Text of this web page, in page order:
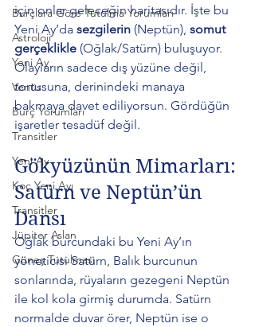
Burçlara Göre Tutulma Yorumları
Astroloji
Yeni Ay
Venüs
Burç Yorumları
Transitler
Yeni Ay
Koç Yeni Ayı
Transitler
Jüpiter Aslan
Güneş Tutulması
için onlar geleceğin haritasıdır. İşte bu
Yeni Ay’da sezgilerin (Neptün), somut
gerçeklikle (Oğlak/Satürn) buluşuyor.
Olayların sadece dış yüzüne değil,
tortusuna, derinindeki manaya
bakmaya davet ediliyorsun. Gördüğün
işaretler tesadüf değil.
Gökyüzünün Mimarları:
Satürn ve Neptün’ün
Dansı
Oğlak burcundaki bu Yeni Ay’ın
yöneticisi Satürn, Balık burcunun
sonlarında, rüyaların gezegeni Neptün
ile kol kola girmiş durumda. Satürn
normalde duvar örer, Neptün ise o